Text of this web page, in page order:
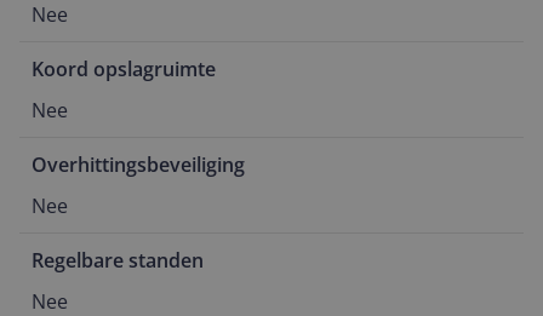
Nee
Koord opslagruimte
Nee
Overhittingsbeveiliging
Nee
Regelbare standen
Nee